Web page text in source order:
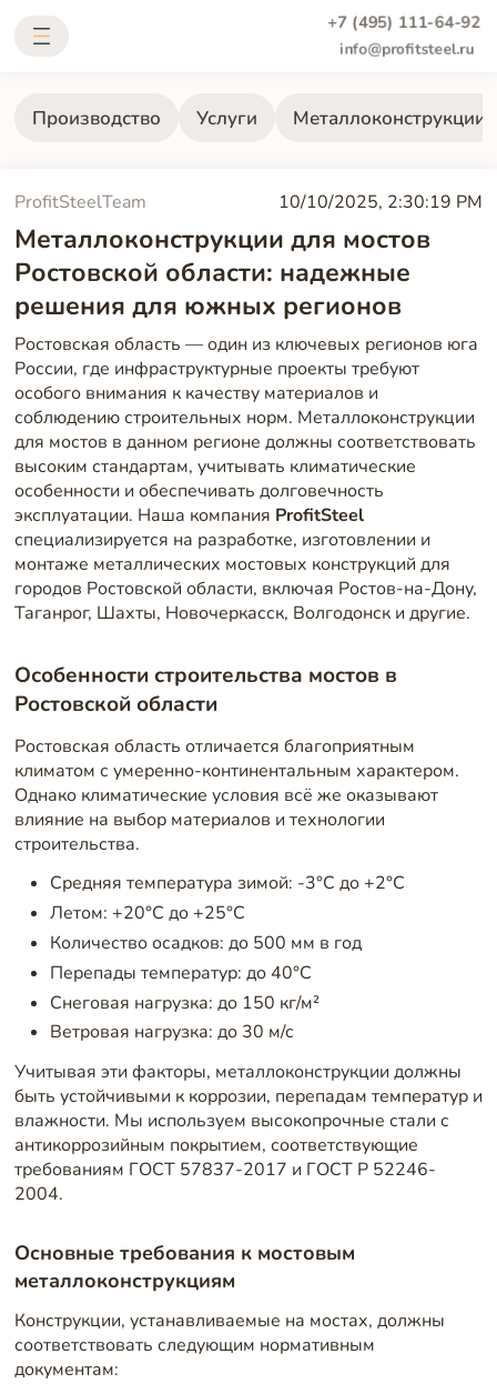
+7 (495) 111-64-92
info@profitsteel.ru
Производство Услуги Металлоконструкции
ProfitSteelTeam 10/10/2025, 2:30:19 PM
Металлоконструкции для мостов
Ростовской области: надежные
решения для южных регионов
Ростовская область — один из ключевых регионов юга
России, где инфраструктурные проекты требуют
особого внимания к качеству материалов и
соблюдению строительных норм. Металлоконструкции
для мостов в данном регионе должны соответствовать
высоким стандартам, учитывать климатические
особенности и обеспечивать долговечность
эксплуатации. Наша компания ProfitSteel
специализируется на разработке, изготовлении и
монтаже металлических мостовых конструкций для
городов Ростовской области, включая Ростов-на-Дону,
Таганрог, Шахты, Новочеркасск, Волгодонск и другие.
Особенности строительства мостов в
Ростовской области
Ростовская область отличается благоприятным
климатом с умеренно-континентальным характером.
Однако климатические условия всё же оказывают
влияние на выбор материалов и технологии
строительства.
Средняя температура зимой: -3°C до +2°C
Летом: +20°C до +25°C
Количество осадков: до 500 мм в год
Перепады температур: до 40°C
Снеговая нагрузка: до 150 кг/м²
Ветровая нагрузка: до 30 м/с
Учитывая эти факторы, металлоконструкции должны
быть устойчивыми к коррозии, перепадам температур и
влажности. Мы используем высокопрочные стали с
антикоррозийным покрытием, соответствующие
требованиям ГОСТ 57837-2017 и ГОСТ Р 52246-
2004.
Основные требования к мостовым
металлоконструкциям
Конструкции, устанавливаемые на мостах, должны
соответствовать следующим нормативным
документам: